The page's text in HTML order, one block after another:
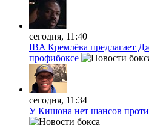
сегодня, 11:40
IBA Кремлёва предлагает
профибоксе
сегодня, 11:34
У Кишона нет шансов